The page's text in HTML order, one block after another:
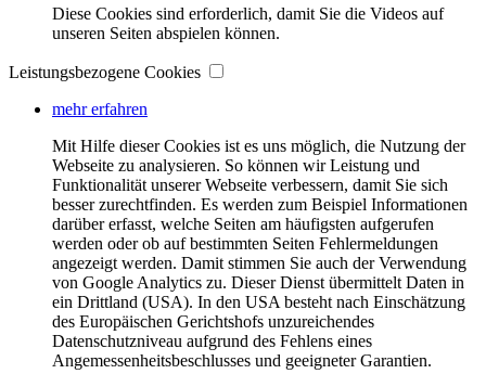
Diese Cookies sind erforderlich, damit Sie die Videos auf
unseren Seiten abspielen können.
Leistungsbezogene Cookies
mehr erfahren
Mit Hilfe dieser Cookies ist es uns möglich, die Nutzung der
Webseite zu analysieren. So können wir Leistung und
Funktionalität unserer Webseite verbessern, damit Sie sich
besser zurechtfinden. Es werden zum Beispiel Informationen
darüber erfasst, welche Seiten am häufigsten aufgerufen
werden oder ob auf bestimmten Seiten Fehlermeldungen
angezeigt werden. Damit stimmen Sie auch der Verwendung
von Google Analytics zu. Dieser Dienst übermittelt Daten in
ein Drittland (USA). In den USA besteht nach Einschätzung
des Europäischen Gerichtshofs unzureichendes
Datenschutzniveau aufgrund des Fehlens eines
Angemessenheitsbeschlusses und geeigneter Garantien.